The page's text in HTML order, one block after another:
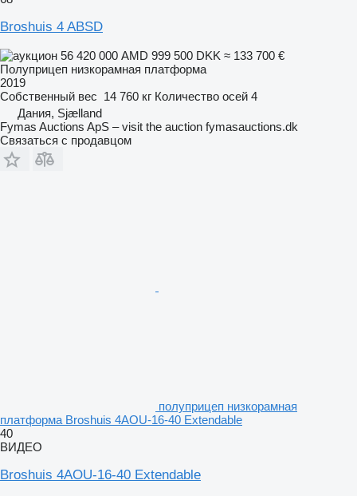
Broshuis 4 ABSD
56 420 000 AMD 999 500 DKK ≈ 133 700 €
Полуприцеп низкорамная платформа
2019
Собственный вес 14 760 кг Количество осей 4
Дания, Sjælland
Fymas Auctions ApS – visit the auction fymasauctions.dk
Связаться с продавцом
полуприцеп низкорамная
платформа Broshuis 4AOU-16-40 Extendable
40
ВИДЕО
Broshuis 4AOU-16-40 Extendable